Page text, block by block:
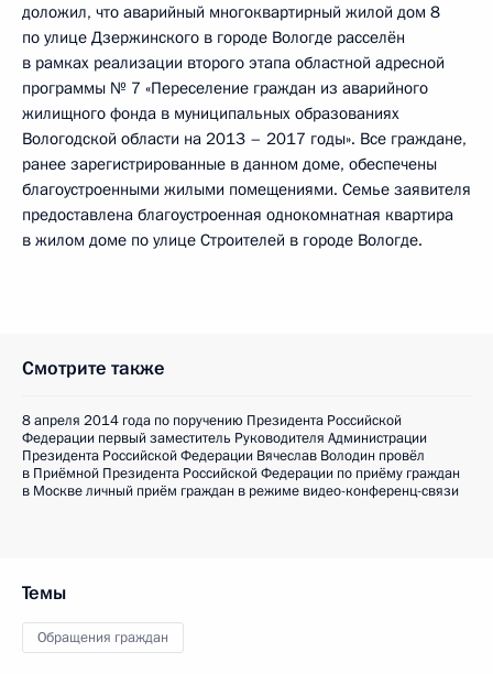
доложил, что аварийный многоквартирный жилой дом 8
по улице Дзержинского в городе Вологде расселён
в рамках реализации второго этапа областной адресной
программы № 7 «Переселение граждан из аварийного
жилищного фонда в муниципальных образованиях
Вологодской области на 2013 – 2017 годы». Все граждане,
ранее зарегистрированные в данном доме, обеспечены
благоустроенными жилыми помещениями. Семье заявителя
предоставлена благоустроенная однокомнатная квартира
в жилом доме по улице Строителей в городе Вологде.
Смотрите также
8 апреля 2014 года по поручению Президента Российской
Федерации первый заместитель Руководителя Администрации
Президента Российской Федерации Вячеслав Володин провёл
в Приёмной Президента Российской Федерации по приёму граждан
в Москве личный приём граждан в режиме видео-конференц-связи
Темы
Обращения граждан